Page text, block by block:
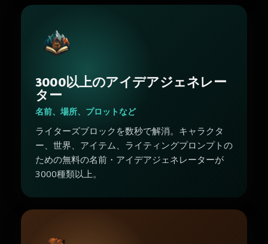
3000以上のアイデアジェネレー
ター
名前、場所、プロットなど
ライターズブロックを数秒で解消。キャラクタ
ー、世界、アイテム、ライティングプロンプトの
ための無料の名前・アイデアジェネレーターが
3000種類以上。